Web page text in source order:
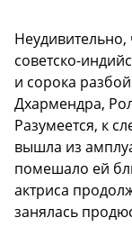
советско-
и сорока
Дхармендра,
Разумеется, к
вышла из
помешало ей
актриса
занялась